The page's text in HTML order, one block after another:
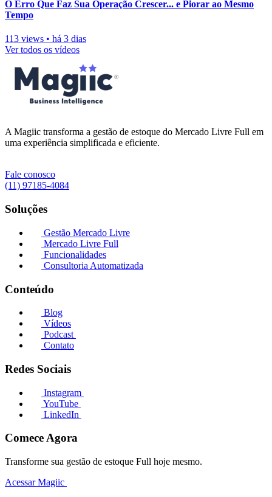
O Erro Que Faz Sua Operação Crescer... e Piorar ao Mesmo
Tempo
113 views • há 3 dias
Ver todos os vídeos
A Magiic transforma a gestão de estoque do Mercado Livre Full em
uma experiência simplificada e eficiente.
Fale conosco
(11) 97185-4084
Soluções
Gestão Mercado Livre
Mercado Livre Full
Funcionalidades
Consultoria Automatizada
Conteúdo
Blog
Vídeos
Podcast
Contato
Redes Sociais
Instagram
YouTube
LinkedIn
Comece Agora
Transforme sua gestão de estoque Full hoje mesmo.
Acessar Magiic